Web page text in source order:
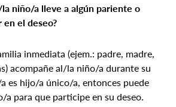
niño/a lleve a algún pariente o
el deseo?
inmediata (ejem.: padre, madre,
acompañe al/la niño/a durante su
es hijo/a único/a, entonces puede
a para que participe en su deseo.